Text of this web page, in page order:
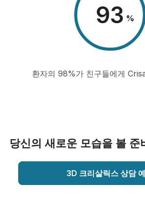
98 %
환자의 98%가 친구들에게
당신의 새로운 모습을 볼 준
3D 크리살릭스 상담